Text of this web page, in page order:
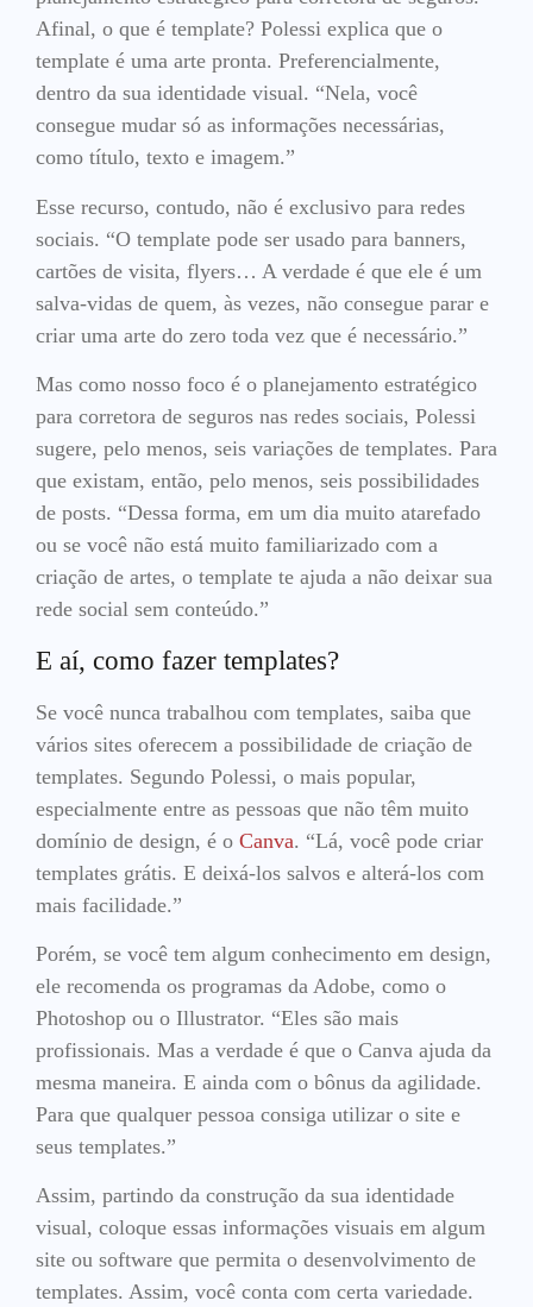
Afinal, o que é template? Polessi explica que o
template é uma arte pronta. Preferencialmente,
dentro da sua identidade visual. “Nela, você
consegue mudar só as informações necessárias,
como título, texto e imagem.”
Esse recurso, contudo, não é exclusivo para redes
sociais. “O template pode ser usado para banners,
cartões de visita, flyers… A verdade é que ele é um
salva-vidas de quem, às vezes, não consegue parar e
criar uma arte do zero toda vez que é necessário.”
Mas como nosso foco é o planejamento estratégico
para corretora de seguros nas redes sociais, Polessi
sugere, pelo menos, seis variações de templates. Para
que existam, então, pelo menos, seis possibilidades
de posts. “Dessa forma, em um dia muito atarefado
ou se você não está muito familiarizado com a
criação de artes, o template te ajuda a não deixar sua
rede social sem conteúdo.”
E aí, como fazer templates?
Se você nunca trabalhou com templates, saiba que
vários sites oferecem a possibilidade de criação de
templates. Segundo Polessi, o mais popular,
especialmente entre as pessoas que não têm muito
domínio de design, é o Canva. “Lá, você pode criar
templates grátis. E deixá-los salvos e alterá-los com
mais facilidade.”
Porém, se você tem algum conhecimento em design,
ele recomenda os programas da Adobe, como o
Photoshop ou o Illustrator. “Eles são mais
profissionais. Mas a verdade é que o Canva ajuda da
mesma maneira. E ainda com o bônus da agilidade.
Para que qualquer pessoa consiga utilizar o site e
seus templates.”
Assim, partindo da construção da sua identidade
visual, coloque essas informações visuais em algum
site ou software que permita o desenvolvimento de
templates. Assim, você conta com certa variedade.